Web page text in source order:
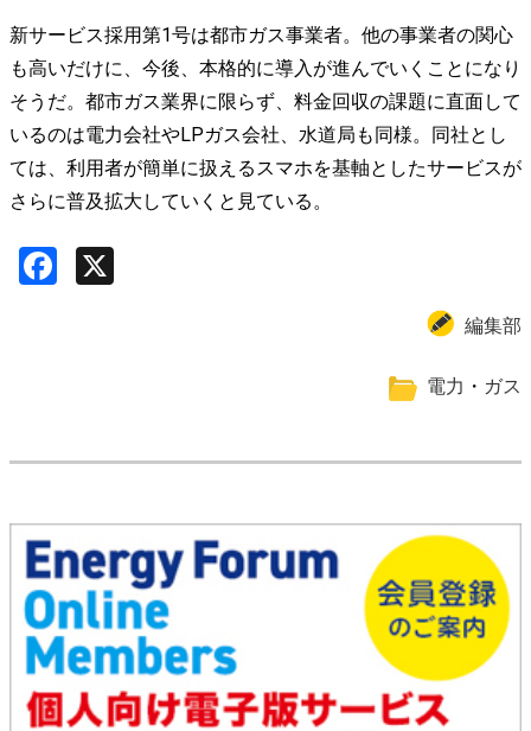
新サービス採用第1号は都市ガス事業者。他の事業者の関心
も高いだけに、今後、本格的に導入が進んでいくことになり
そうだ。都市ガス業界に限らず、料金回収の課題に直面して
いるのは電力会社やLPガス会社、水道局も同様。同社とし
ては、利用者が簡単に扱えるスマホを基軸としたサービスが
さらに普及拡大していくと見ている。
Facebook
編集部
電力 ・ ガス